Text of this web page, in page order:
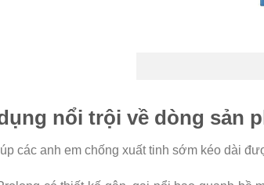
nổi trội về dòng sản
các anh em chống xuất tinh sớm kéo dài